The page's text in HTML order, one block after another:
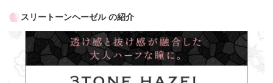
スリートーンヘーゼル の紹介